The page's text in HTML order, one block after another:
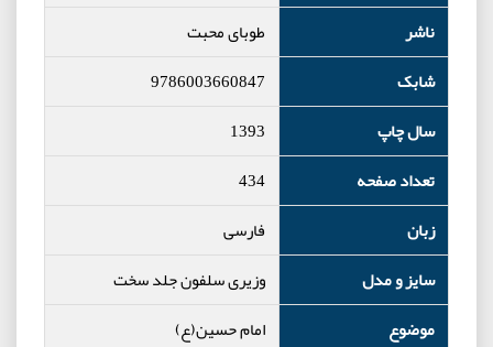
ناشر
طوبای محبت
شابک
9786003660847
سال چاپ
1393
تعداد صفحه
434
زبان
فارسی
سایز و مدل
وزیری سلفون جلد سخت
موضوع
امام حسین(ع)